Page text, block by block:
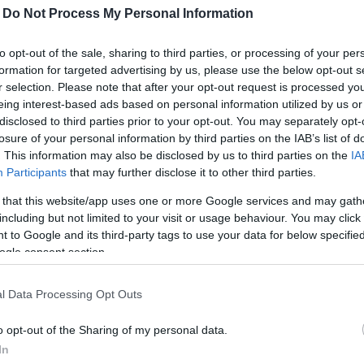
Do Not Process My Personal Information
opt-out of the sale, sharing to third parties, or processing of your
for targeted advertising by us, please use the below opt-out
selection. Please note that after your opt-out request is processed
interest-based ads based on personal information utilized by us
to third parties prior to your opt-out. You may separately
of your personal information by third parties on the IAB’s list of
This information may also be disclosed by us to third parties on the
Participants that may further disclose it to other third parties.
that this website/app uses one or more Google services and may
but not limited to your visit or usage behaviour. You may
to Google and its third-party tags to use your data for below
consent section.
Data Processing Opt Outs
opt-out of the Sharing of my personal data.
manica con fascia parasudore nella parte posteriore del
10% viscosa
melange.
m² per i colorati.
da scegliere fare riferimento alla seguente tabella:
M L XL2XL
TORACE
525456 58
60
CENTRO DIETRO727476 78 80
Potrebbero